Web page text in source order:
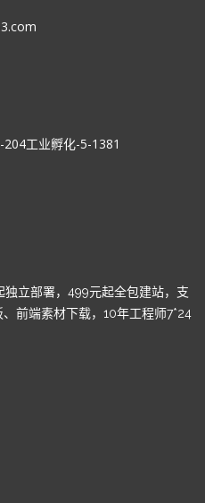
工业孵化-5-1381
立部署，499元起全包建站，支
前端素材下载，10年工程师7*24